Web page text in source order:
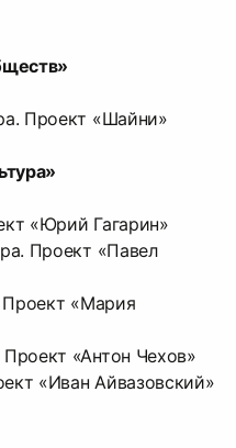
Проект «Шайни»
«Юрий Гагарин»
Проект «Павел
Проект «Мария
«Антон Чехов»
«Иван Айвазовский»